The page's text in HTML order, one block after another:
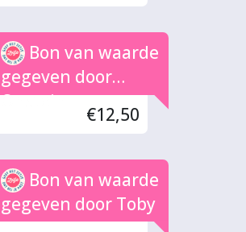
Bon van waarde
gegeven door
Onstein
€12,50
Bon van waarde
gegeven door Toby